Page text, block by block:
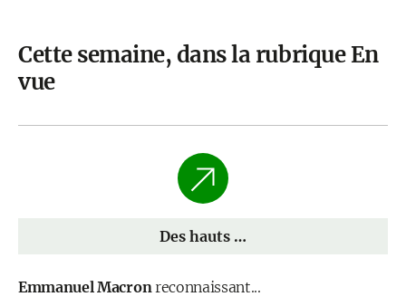
Cette semaine, dans la rubrique En
vue
Des hauts …
Emmanuel Macronreconnaissant...